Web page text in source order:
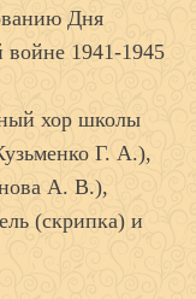
Дня
1941-1945
хор школы
Г. А.),
А. В.),
(скрипка) и